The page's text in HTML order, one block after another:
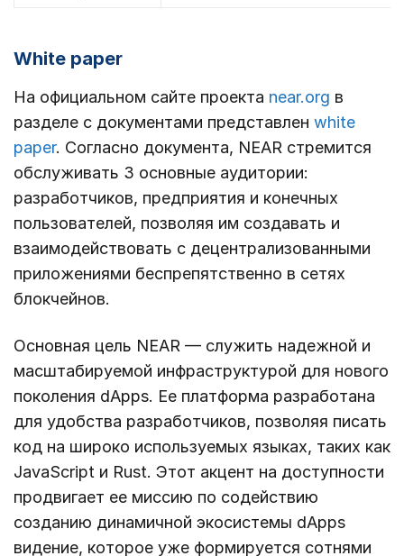
White paper
На официальном сайте проекта near.org в
разделе с документами представлен white
paper. Согласно документа, NEAR стремится
обслуживать 3 основные аудитории:
разработчиков, предприятия и конечных
пользователей, позволяя им создавать и
взаимодействовать с децентрализованными
приложениями беспрепятственно в сетях
блокчейнов.
Основная цель NEAR — служить надежной и
масштабируемой инфраструктурой для нового
поколения dApps. Ее платформа разработана
для удобства разработчиков, позволяя писать
код на широко используемых языках, таких как
JavaScript и Rust. Этот акцент на доступности
продвигает ее миссию по содействию
созданию динамичной экосистемы dApps
видение, которое уже формируется сотнями